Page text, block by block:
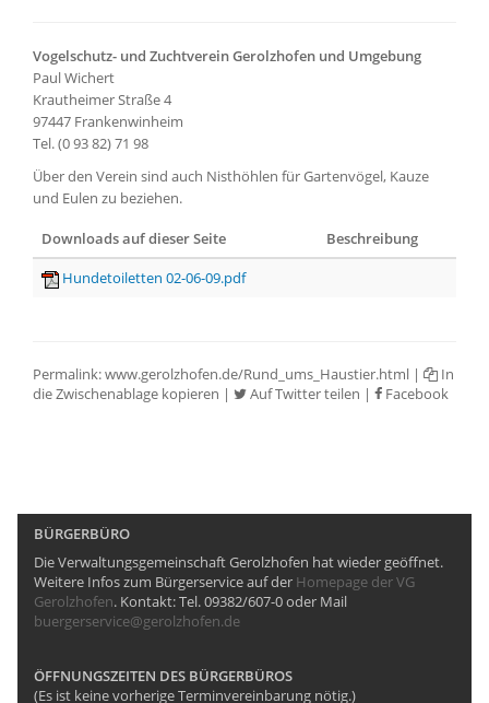
Vogelschutz- und Zuchtverein Gerolzhofen und Umgebung
Paul Wichert
Krautheimer Straße 4
97447 Frankenwinheim
Tel. (0 93 82) 71 98
Über den Verein sind auch Nisthöhlen für Gartenvögel, Kauze
und Eulen zu beziehen.
Downloads auf dieser Seite
Beschreibung
Hundetoiletten 02-06-09.pdf
Permalink:www.gerolzhofen.de/Rund_ums_Haustier.html |
In
die Zwischenablage kopieren | Auf Twitter teilen | Facebook
BÜRGERBÜRO
Die Verwaltungsgemeinschaft Gerolzhofen hat wieder geöffnet.
Weitere Infos zum Bürgerservice auf der Homepage der VG
Gerolzhofen. Kontakt: Tel. 09382/607-0 oder Mail
buergerservice@gerolzhofen.de
ÖFFNUNGSZEITEN DES BÜRGERBÜROS
(Es ist keine vorherige Terminvereinbarung nötig.)